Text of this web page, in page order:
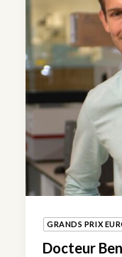
GRANDS PRIX
Docteur